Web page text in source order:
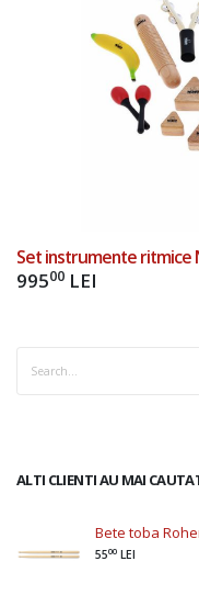
ALTI CLIENTI AU MAI
Bete toba
5500 LEI
Set instrumente ritmice
99500 LEI